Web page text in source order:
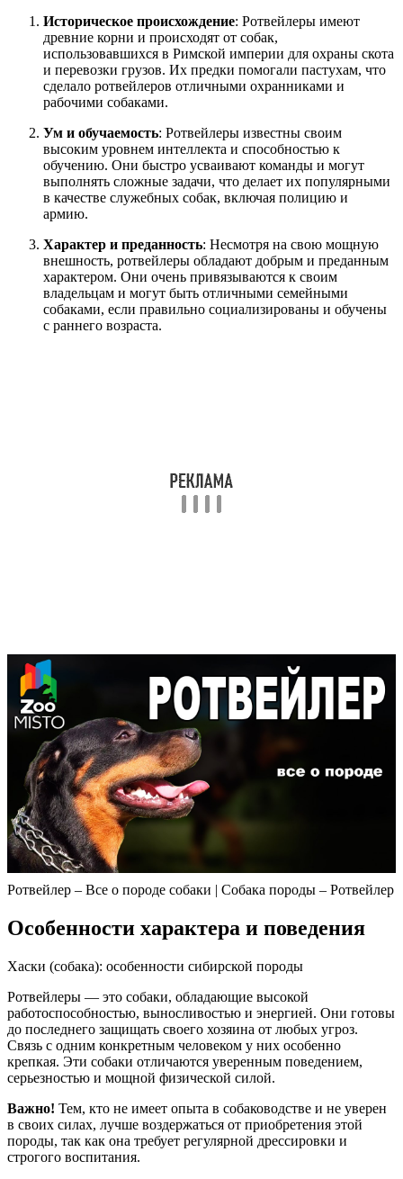
Историческое происхождение: Ротвейлеры имеют
древние корни и происходят от собак,
использовавшихся в Римской империи для охраны скота
и перевозки грузов. Их предки помогали пастухам, что
сделало ротвейлеров отличными охранниками и
рабочими собаками.
Ум и обучаемость: Ротвейлеры известны своим
высоким уровнем интеллекта и способностью к
обучению. Они быстро усваивают команды и могут
выполнять сложные задачи, что делает их популярными
в качестве служебных собак, включая полицию и
армию.
Характер и преданность: Несмотря на свою мощную
внешность, ротвейлеры обладают добрым и преданным
характером. Они очень привязываются к своим
владельцам и могут быть отличными семейными
собаками, если правильно социализированы и обучены
с раннего возраста.
Ротвейлер – Все о породе собаки | Собака породы – Ротвейлер
Особенности характера и поведения
Хаски (собака): особенности сибирской породы
Ротвейлеры — это собаки, обладающие высокой
работоспособностью, выносливостью и энергией. Они готовы
до последнего защищать своего хозяина от любых угроз.
Связь с одним конкретным человеком у них особенно
крепкая. Эти собаки отличаются уверенным поведением,
серьезностью и мощной физической силой.
Важно! Тем, кто не имеет опыта в собаководстве и не уверен
в своих силах, лучше воздержаться от приобретения этой
породы, так как она требует регулярной дрессировки и
строгого воспитания.